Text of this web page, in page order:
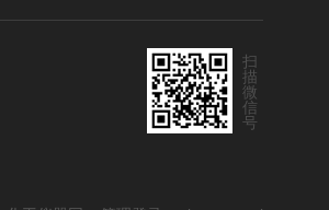
扫
描
微
信
号